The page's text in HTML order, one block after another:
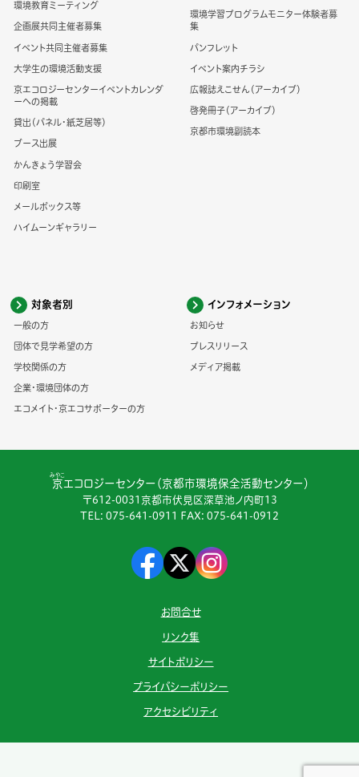
環境教育ミーティング
企画展共同主催者募集
イベント共同主催者募集
大学生の環境活動支援
京エコロジーセンターイベントカレンダ
ーへの掲載
貸出（パネル・紙芝居等）
ブース出展
かんきょう学習会
印刷室
メールボックス等
ハイムーンギャラリー
環境学習プログラムモニター体験者募
集
パンフレット
イベント案内チラシ
広報誌えこせん（アーカイブ）
啓発冊子（アーカイブ）
京都市環境副読本
対象者別
一般の方
団体で見学希望の方
学校関係の方
企業・環境団体の方
エコメイト・京エコサポーターの方
インフォメーション
お知らせ
プレスリリース
メディア掲載
京
みやこ
エコロジーセンター（京都市環境保全活動センター）
〒612-0031京都市伏見区深草池ノ内町13
TEL: 075-641-0911 FAX: 075-641-0912
お問合せ
リンク集
サイトポリシー
プライバシーポリシー
アクセシビリティ